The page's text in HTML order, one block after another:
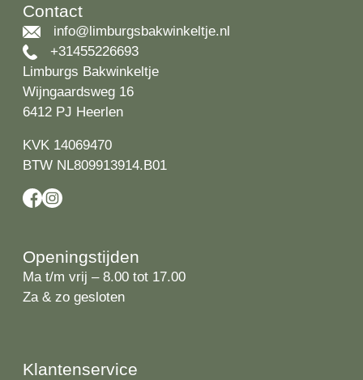
Contact
info@limburgsbakwinkeltje.nl
+31455226693
Limburgs Bakwinkeltje
Wijngaardsweg 16
6412 PJ Heerlen
KVK 14069470
BTW NL809913914.B01
Openingstijden
Ma t/m vrij – 8.00 tot 17.00
Za & zo gesloten
Klantenservice